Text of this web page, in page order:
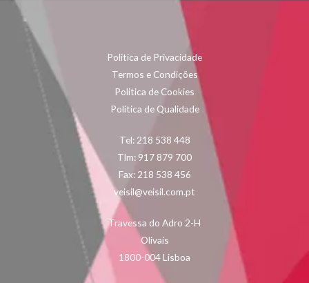
Politica de Privacidade
Termos e Condições
Politica de Cookies
Politica de Qualidade
Tel: 218 538 448
Tlm: 917 879 700
Fax: 218 538 456
veisil@veisil.com.pt
Travessa do Adro 2-H
Olivais
1800-004 Lisboa